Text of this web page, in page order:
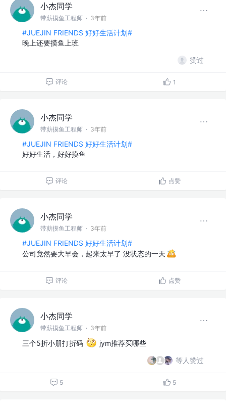
小杰同学
带薪摸鱼工程师 · 3年前
#JUEJIN FRIENDS 好好生活计划#
晚上还要摸鱼上班
赞过
评论 1
小杰同学
带薪摸鱼工程师 · 3年前
#JUEJIN FRIENDS 好好生活计划#
好好生活，好好摸鱼
评论 点赞
小杰同学
带薪摸鱼工程师 · 3年前
#JUEJIN FRIENDS 好好生活计划#
公司竟然要大早会，起来太早了 没状态的一天
评论 点赞
小杰同学
带薪摸鱼工程师 · 3年前
三个5折小册打折码
jym推荐买哪些
等人赞过
5 5